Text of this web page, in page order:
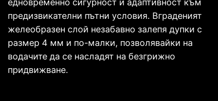
едновременно сигурност и адаптивност към
предизвикателни пътни условия. Вграденият
желеобразен слой незабавно залепя дупки с
размер 4 мм и по-малки, позволявайки на
водачите да се насладят на безгрижно
придвижване.